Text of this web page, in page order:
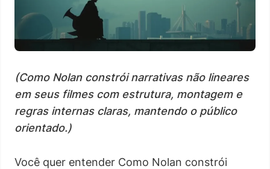
(Como Nolan constrói narrativas não lineares
em seus filmes com estrutura, montagem e
regras internas claras, mantendo o público
orientado.)
Você quer entender Como Nolan constrói